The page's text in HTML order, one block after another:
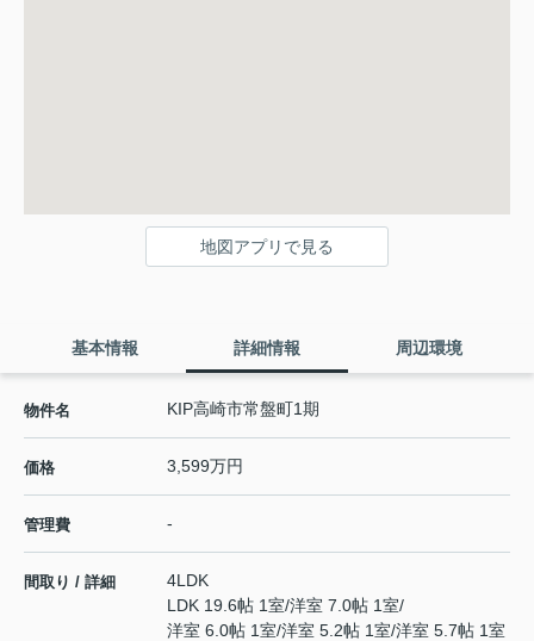
地図アプリで見る
基本情報 詳細情報 周辺環境
物件名 KIP高崎市常盤町1期
価格 3,599万円
管理費 -
間取り / 詳細
4LDK
LDK 19.6帖 1室/洋室 7.0帖 1室/
洋室 6.0帖 1室/洋室 5.2帖 1室/洋室 5.7帖 1室